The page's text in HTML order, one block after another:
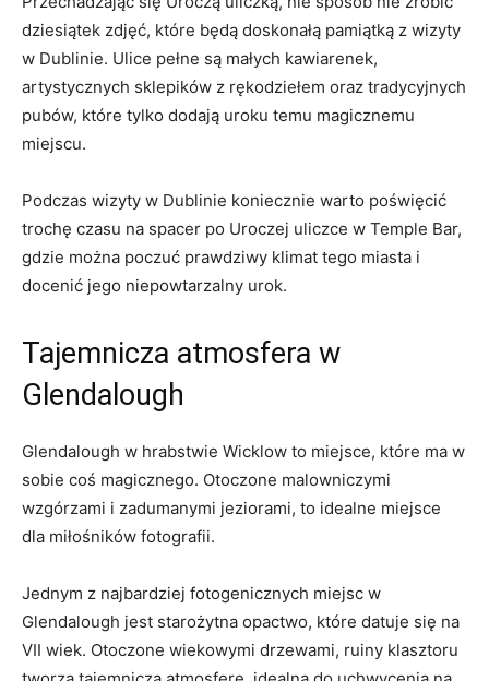
dziesiątek zdjęć, które będą doskonałą pamiątką z wizyty
‍w Dublinie. Ulice pełne są małych kawiarenek,
artystycznych⁤ sklepików z rękodziełem oraz tradycyjnych
pubów, które tylko​ dodają uroku ​temu magicznemu
miejscu.
Podczas wizyty w Dublinie koniecznie warto poświęcić
trochę⁤ czasu na ‌spacer po Uroczej uliczce w‍ Temple Bar,‌
gdzie ​można poczuć ⁤prawdziwy klimat⁤ tego miasta i
docenić jego ⁣niepowtarzalny urok.
Tajemnicza atmosfera⁣ w
⁣Glendalough
Glendalough w hrabstwie Wicklow to miejsce, które ma w
sobie coś magicznego. Otoczone malowniczymi
wzgórzami i zadumanymi jeziorami, to idealne miejsce
dla miłośników⁤ fotografii.
Jednym ​z najbardziej fotogenicznych miejsc w
‌Glendalough jest starożytna opactwo, które datuje się⁢ na
VII wiek.⁣ Otoczone wiekowymi drzewami, ruiny klasztoru